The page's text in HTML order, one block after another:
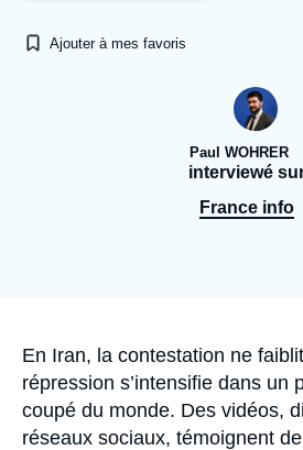
Se connecter
À propos de l'Ifri
Ajouter à mes favoris
Paul WOHRER
interviewé
France info
Accroche
En Iran, la contestation ne
répression s’intensifie dans un
coupé du monde. Des vidéos,
réseaux sociaux, témoignent